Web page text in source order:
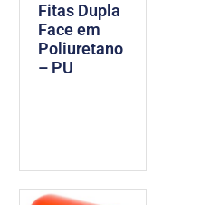
Fitas Dupla
Face em
Poliuretano
– PU